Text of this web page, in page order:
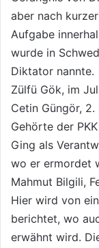
aber nach
Aufgabe
wurde in
Diktator nannte.
Zülfü Gök, im
Cetin Güngör,
Gehörte der
Ging als
wo er ermordet
Mahmut Bilgili,
Hier wird von
berichtet, wo
erwähnt wird.